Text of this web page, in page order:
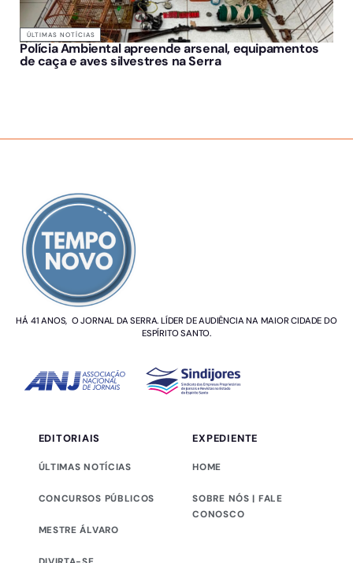
ÚLTIMAS NOTÍCIAS
Polícia Ambiental apreende arsenal, equipamentos
de caça e aves silvestres na Serra
HÁ 41 ANOS, O JORNAL DA SERRA. LÍDER DE AUDIÊNCIA NA MAIOR CIDADE DO
ESPÍRITO SANTO.
EDITORIAIS
ÚLTIMAS NOTÍCIAS
CONCURSOS PÚBLICOS
MESTRE ÁLVARO
EXPEDIENTE
HOME
SOBRE NÓS | FALE
CONOSCO